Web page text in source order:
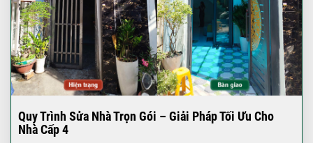
Quy Trình Sửa Nhà Trọn Gói – Giải Pháp Tối Ưu Cho
Nhà Cấp 4